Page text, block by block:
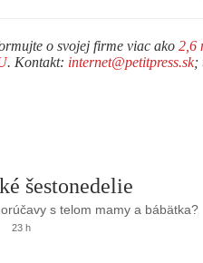
o svojej firme viac ako 2,6
. Kontakt: internet@petitpress.sk;
šestonedelie
s telom mamy a bábätka?
23 h